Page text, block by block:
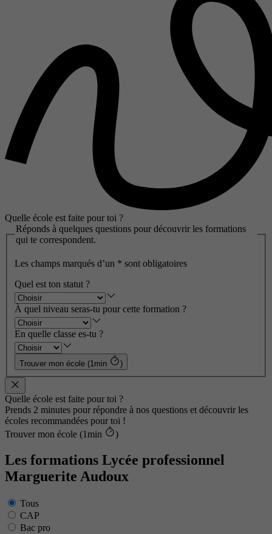
Quelle école est faite pour toi ?
Réponds à quelques questions pour découvrir les formations
qui te correspondent.
Les champs marqués d’un * sont obligatoires
Quel est ton statut ?
À quel niveau seras-tu pour cette formation ?
En quelle classe es-tu ?
Trouver mon école (1min )
Quelle école est faite pour toi ?
Prends 2 minutes pour répondre à nos questions et découvrir les
écoles recommandées pour toi !
Trouver mon école (1min
)
Les formations Lycée professionnel
Marguerite Audoux
Tous
CAP
Bac pro